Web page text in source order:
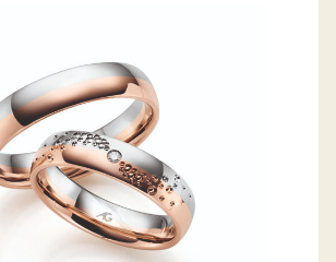
TRAURINGE